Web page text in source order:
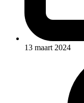
13 maart 2024